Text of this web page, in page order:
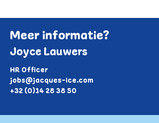
Meer informatie?
Joyce Lauwers
HR Officer
jobs@jacques-ice.com
+32 (0)14 28 38 50